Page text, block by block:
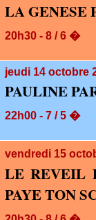
LA GENESE
20h30 - 8 / 6 �
jeudi 14 octobre
PAULINE
22h00 - 7 / 5 �
vendredi 15
LE REVEIL
PAYE TON